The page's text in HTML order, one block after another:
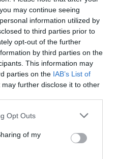
may continue seeing
information utilized by
to third parties prior to
opt-out of the further
by third parties on the
This information may
parties on the IAB’s List of
may further disclose it to other
Opt Outs
of my
Μ.Α.Ι.Ρ.Ο.Υ.Λ.Α.
της Λένας